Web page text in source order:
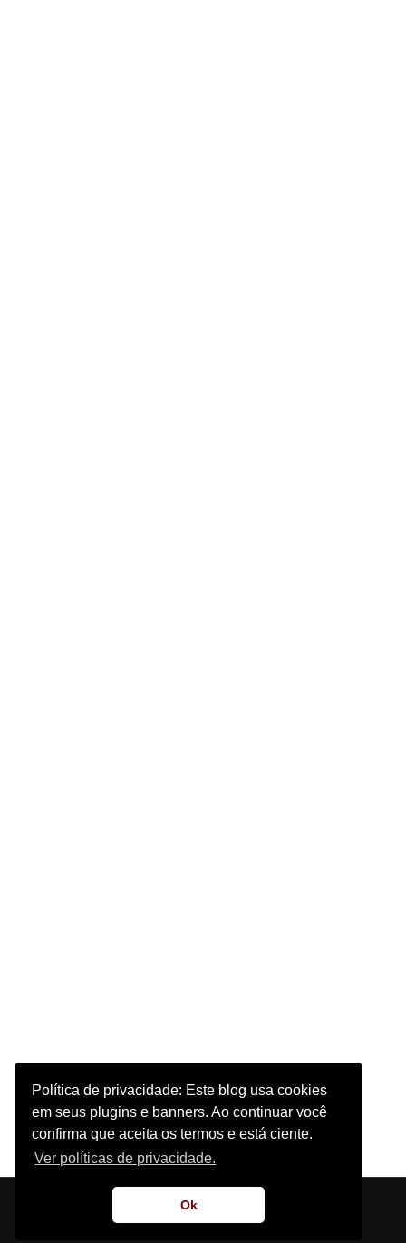
Política de privacidade: Este blog usa cookies
em seus plugins e banners. Ao continuar você
confirma que aceita os termos e está ciente.
Ver políticas de privacidade.
Ok
Sobre o Site